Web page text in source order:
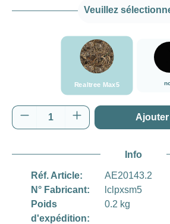
Veuillez
Realtree Max5
###Realtree
Quantité de produit :
Info
Réf. Article:
AE20143.2
N° Fabricant:
lclpxsm5
Poids
d'expédition:
0.2 kg